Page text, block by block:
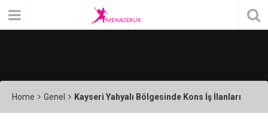
Home Genel Kayseri Yahyalı Bölgesinde Kons İş İlanları